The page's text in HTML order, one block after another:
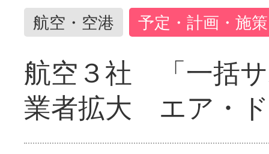
航空・空港 予定・計画・施策
航空３社 「一括
業者拡大 エア・